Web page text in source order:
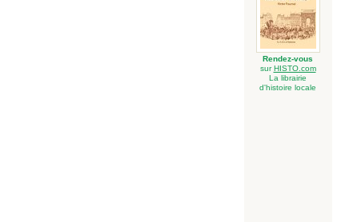
Rendez-vous
surHISTO.com
La librairie
d'histoire locale